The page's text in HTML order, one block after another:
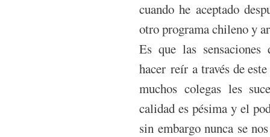
cuando he aceptado
otro programa chileno y
Es que las
hacer reír a través de
muchos colegas les
calidad es pésima y el
sin embargo nunca se